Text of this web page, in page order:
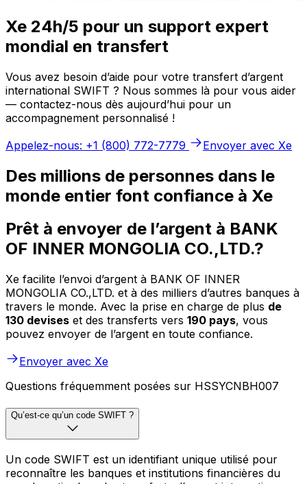
Xe 24h/5 pour un support expert
mondial en transfert
Vous avez besoin d’aide pour votre transfert d’argent
international SWIFT ? Nous sommes là pour vous aider
— contactez-nous dès aujourd’hui pour un
accompagnement personnalisé !
Appelez-nous: +1 (800) 772-7779
Envoyer avec Xe
Des millions de personnes dans le
monde entier font confiance à Xe
Prêt à envoyer de l’argent à BANK
OF INNER MONGOLIA CO.,LTD.?
Xe facilite l’envoi d’argent à BANK OF INNER
MONGOLIA CO.,LTD. et à des milliers d’autres banques à
travers le monde. Avec la prise en charge de plus de
130 devises et des transferts vers 190 pays, vous
pouvez envoyer de l’argent en toute confiance.
Envoyer avec Xe
Questions fréquemment posées sur HSSYCNBH007
Qu’est-ce qu’un code SWIFT ?
Un code SWIFT est un identifiant unique utilisé pour
reconnaître les banques et institutions financières du